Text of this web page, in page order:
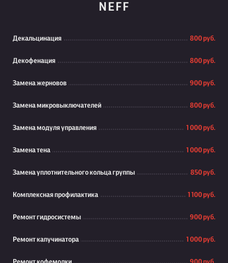
NEFF
Декальцинация 800 руб.
Декофенация 800 руб.
Замена жерновов 900 руб.
Замена микровыключателей 800 руб.
Замена модуля управления 1 000 руб.
Замена тена 1 000 руб.
Замена уплотнительного кольца группы 850 руб.
Комплексная профилактика 1 100 руб.
Ремонт гидросистемы 900 руб.
Ремонт капучинатора 1 000 руб.